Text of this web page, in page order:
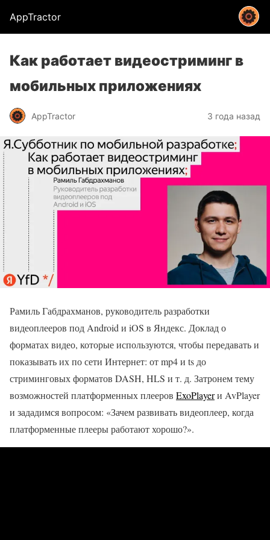
AppTractor
Как работает видеостриминг в
мобильных приложениях
AppTractor 3 года назад
Рамиль Габдрахманов, руководитель разработки
видеоплееров под Android и iOS в Яндекс. Доклад о
форматах видео, которые используются, чтобы передавать и
показывать их по сети Интернет: от mp4 и ts до
стриминговых форматов DASH, HLS и т. д. Затронем тему
возможностей платформенных плееров ExoPlayerи AvPlayer
и зададимся вопросом: «Зачем развивать видеоплеер, когда
платформенные плееры работают хорошо?».